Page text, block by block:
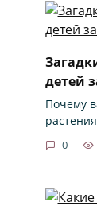
детей
Почему
0